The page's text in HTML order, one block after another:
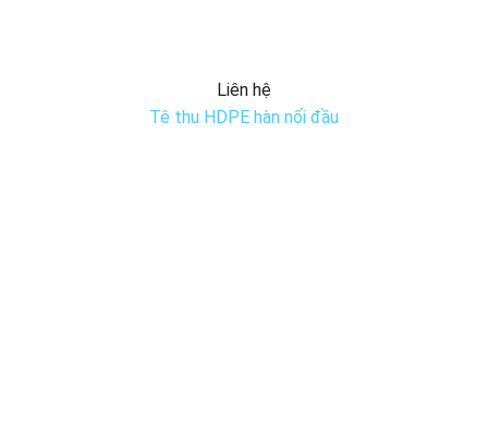
Liên hệ
Tê thu HDPE hàn nối đầu